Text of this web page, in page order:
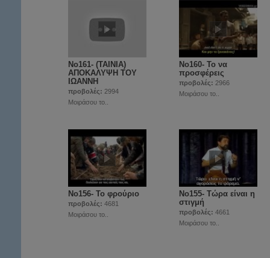
No161- (TAINIA)
ΑΠΟΚΑΛΥΨΗ ΤΟΥ
ΙΩΑΝΝΗ
προβολές: 2994
Μοιράσου το..
No160- Το να
προσφέρεις
προβολές: 2966
Μοιράσου το..
No156- Το φρούριο
προβολές: 4681
Μοιράσου το..
Νο155- Τώρα είναι η
στιγμή
προβολές: 4661
Μοιράσου το..